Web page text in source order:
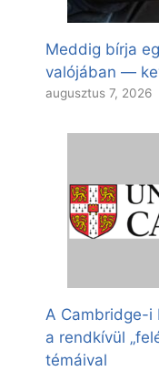
Meddig bírja
valójában —
augusztus 7, 2026
A Cambridge-i
a rendkívül
témáival